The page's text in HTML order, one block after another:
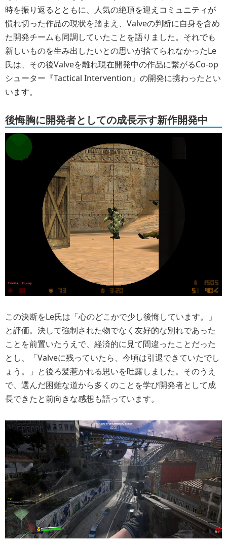
時を振り返るとともに、人気の絶頂を迎えコミュニティが
慣れ切った作品の現状を踏まえ、Valveの判断に自身を含め
た開発チームも同調していたことを語りました。それでも
新しいものを生み出したいとの思いが捨てられなかったLe
氏は、その後Valveを離れ現在開発中の作品に繋がるCo-op
シューター『Tactical Intervention』の開発に携わったとい
います。
後悔胸に開発者としての成長示す新作開発中
この決断をLe氏は「心のどこかで少し後悔しています。」
と評価。決して強制された物でなく友好的な別れであった
ことを前置いたうえで、経済的に見て間違ったことだった
とし、「Valveに残っていたら、今頃は引退できていたでし
ょう。」と後ろ髪惹かれる思いを吐露しました。そのうえ
で、選んだ困難な道から多くのことを学び開発者として成
長できたと前向きな感想も語っています。